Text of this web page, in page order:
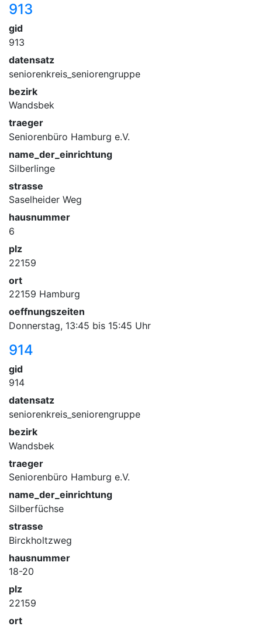
913
gid
913
datensatz
seniorenkreis_seniorengruppe
bezirk
Wandsbek
traeger
Seniorenbüro Hamburg e.V.
name_der_einrichtung
Silberlinge
strasse
Saselheider Weg
hausnummer
6
plz
22159
ort
22159 Hamburg
oeffnungszeiten
Donnerstag, 13:45 bis 15:45 Uhr
914
gid
914
datensatz
seniorenkreis_seniorengruppe
bezirk
Wandsbek
traeger
Seniorenbüro Hamburg e.V.
name_der_einrichtung
Silberfüchse
strasse
Birckholtzweg
hausnummer
18-20
plz
22159
ort